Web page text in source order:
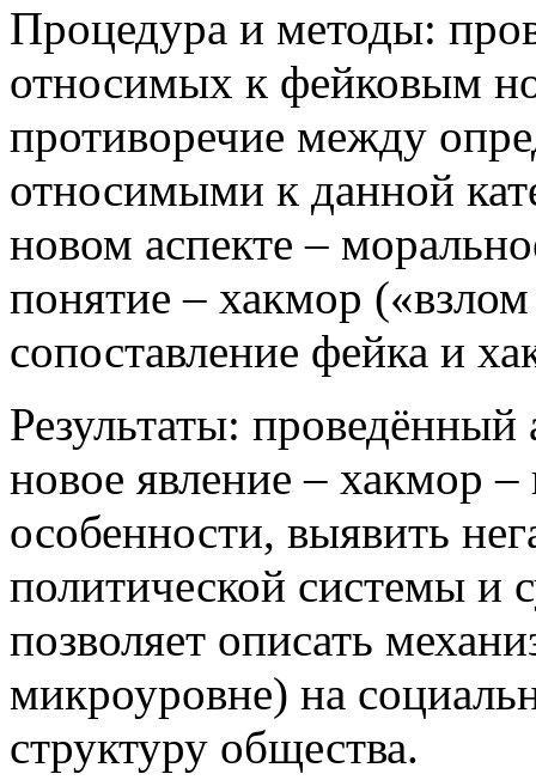
Процедура и методы:
относимых к фейковым
противоречие между
относимыми к данной
новом аспекте –
понятие – хакмор
сопоставление фейка и
Результаты: проведённый
новое явление – хакмор
особенности, выявить
политической системы и
позволяет описать
микроуровне) на
структуру общества.